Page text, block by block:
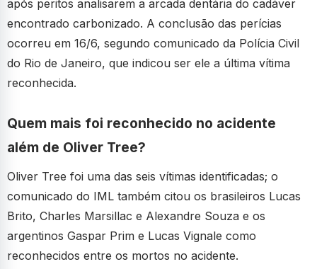
após peritos analisarem a arcada dentária do cadáver
encontrado carbonizado. A conclusão das perícias
ocorreu em 16/6, segundo comunicado da Polícia Civil
do Rio de Janeiro, que indicou ser ele a última vítima
reconhecida.
Quem mais foi reconhecido no acidente
além de Oliver Tree?
Oliver Tree foi uma das seis vítimas identificadas; o
comunicado do IML também citou os brasileiros Lucas
Brito, Charles Marsillac e Alexandre Souza e os
argentinos Gaspar Prim e Lucas Vignale como
reconhecidos entre os mortos no acidente.